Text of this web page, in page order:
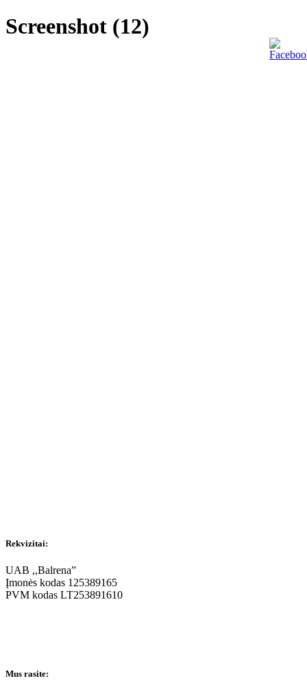
Screenshot (12)
Rekvizitai:
UAB ,,Balrena”
Įmonės kodas 125389165
PVM kodas LT253891610
Mus rasite: